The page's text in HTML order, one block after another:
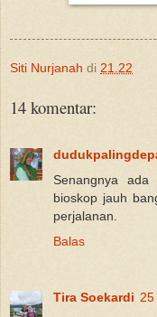
Siti Nurjanah di 21.22
14 komentar:
Senangnya
bioskop jauh
perjalanan.
Balas
Tira Soekardi 25